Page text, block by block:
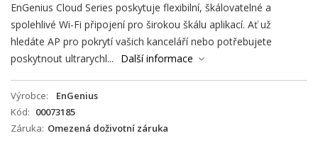
EnGenius Cloud Series poskytuje flexibilní, škálovatelné a
spolehlivé Wi-Fi připojení pro širokou škálu aplikací. Ať už
hledáte AP pro pokrytí vašich kanceláří nebo potřebujete
poskytnout ultrarychl...
Další informace
Výrobce
EnGenius
Kód
00073185
Záruka Omezená doživotní záruka